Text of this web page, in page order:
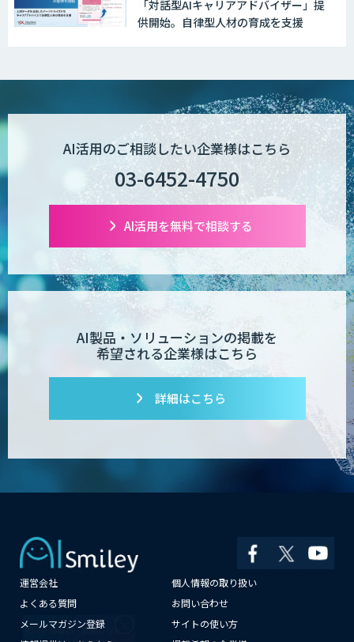
「対話型AIキャリアアドバイザー」提
供開始。自律型人材の育成を支援
AI活用のご相談したい企業様はこちら
03-6452-4750
AI活用を無料で相談する
AI製品・ソリューションの掲載を
希望される企業様はこちら
詳細はこちら
運営会社
個人情報の取り扱い
よくある質問
お問い合わせ
メールマガジン登録
サイトの使い方